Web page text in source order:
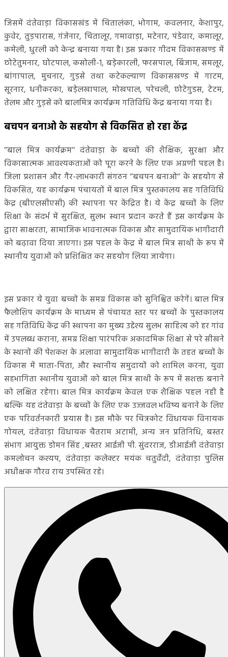
जिसमें दंतेवाड़ा विकासखंड में चितालंका, भोगाम, कवलनार, केशापुर,
कुवेर, तुड़पारास, गंजेनार, चितालूर, गमावाड़ा, मटेनार, पंडेवार, कमालूर,
कमेली, धुरली को केन्द्र बनाया गया है। इस प्रकार गीदम विकासखण्ड में
छोटेतुमनार, घोटपाल, कसोली-1, बडे़कारली, फरसपाल, बिंजाम, समलूर,
बांगापाल, मुचनार, गुड़से तथा कटेकल्याण विकासखण्ड में गाटम,
सूरनार, धनीकरका, बडे़लखापाल, मोखपाल, परेचली, छोटेगुडस, टेटम,
तेलम और गुड़से को बालमित्र कार्यक्रम गतिविधि केंद्र बनाया गया है।
बचपन बनाओ के सहयोग से विकसित हो रहा केंद्र
’’बाल मित्र कार्यक्रम’’ दंतेवाड़ा के बच्चों की शैक्षिक, सुरक्षा और
विकासात्मक आवश्यकताओं को पूरा करने के लिए एक अग्रणी पहल है।
जिला प्रशासन और गैर-लाभकारी संगठन ’’बचपन बनाओ’’ के सहयोग से
विकसित, यह कार्यक्रम पंचायतों में बाल मित्र पुस्तकालय सह गतिविधि
केंद्र (बीएलसीएसी) की स्थापना पर केंद्रित है। ये केंद्र बच्चों के लिए
शिक्षा के संदर्भ में सुरक्षित, सुलभ स्थान प्रदान करते हैं इस कार्यक्रम के
द्वारा साक्षरता, सामाजिक भावनात्मक विकास और सामुदायिक भागीदारी
को बढ़ावा दिया जाएगा। इस पहल के केंद्र में बाल मित्र साथी के रूप में
स्थानीय युवाओं को प्रशिक्षित कर सहयोग लिया जायेगा।
इस प्रकार ये युवा बच्चों के समग्र विकास को सुनिश्चित करेगें। बाल मित्र
फैलोशिप कार्यक्रम के माध्यम से पंचायत स्तर पर बच्चों के पुस्तकालय
सह गतिविधि केंद्र की स्थापना का मुख्य उद्देश्य सुलभ साहित्य को हर गांव
में उपलब्ध कराना, समग्र शिक्षा पारंपरिक अकादमिक शिक्षा से परे सीखने
के स्थानों की पेशकश के अलावा सामुदायिक भागीदारी के तहत बच्चों के
विकास में माता-पिता, और स्थानीय समुदायों को शामिल करना, युवा
सहभागिता स्थानीय युवाओं को बाल मित्र साथी के रूप में सशक्त बनाने
को लक्षित रहेगा। बाल मित्र कार्यक्रम केवल एक शैक्षिक पहल नही है
बल्कि यह दंतेवाड़ा के बच्चों के लिए एक उज्जवल भविष्य बनाने के लिए
एक परिवर्तनकारी प्रयास है। इस मौके पर चित्रकोट विधायक विनायक
गोयल, दंतेवाड़ा विधायक चैतराम अटामी, अन्य जन प्रतिनिधि, बस्तर
संभाग आयुक्त डोमन सिंह ,बस्तर आईजी पी. सुंदरराज, डीआईजी दंतेवाड़ा
कमलोचन कश्यप, दंतेवाड़ा कलेक्टर मयंक चतुर्वेदी, दंतेवाड़ा पुलिस
अधीक्षक गौरव राय उपस्थित रहे।